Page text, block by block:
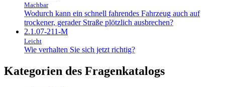
Machbar
Wodurch kann ein schnell fahrendes Fahrzeug auch auf
trockener, gerader Straße plötzlich ausbrechen?
2.1.07-211-M
Leicht
Wie verhalten Sie sich jetzt richtig?
Kategorien des Fragenkatalogs